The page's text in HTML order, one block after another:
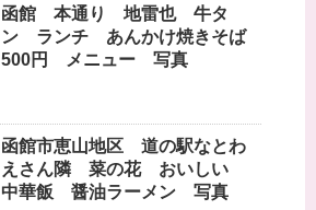
函館 本通り 地雷也 牛タ
ン ランチ あんかけ焼きそば
500円 メニュー 写真
函館市恵山地区 道の駅なとわ
えさん隣 菜の花 おいしい
中華飯 醤油ラーメン 写真